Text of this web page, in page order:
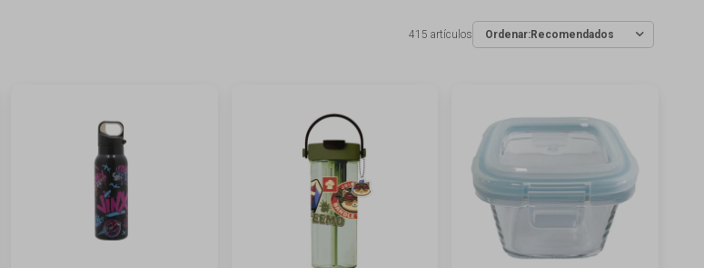
415 artículos Recomendados